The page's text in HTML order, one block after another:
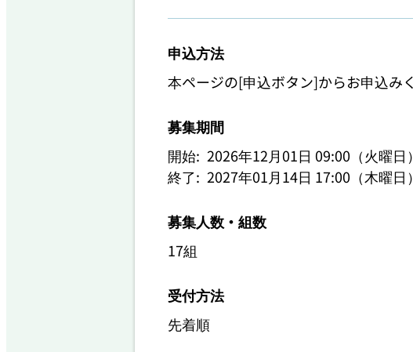
申込方法
募集期間
開始: 2026年12月01日 09:00（火曜日）
終了: 2027年01月14日 17:00（木曜日）
募集人数・組数
17組
受付方法
先着順